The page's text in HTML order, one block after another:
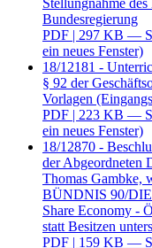
Bundesregierung
PDF | 297 KB —
ein neues Fenster)
18/12181 -
§ 92 der
Vorlagen
PDF | 223 KB —
ein neues Fenster)
18/12870 -
der Abgeordneten
Thomas Gambke,
BÜNDNIS 90/DIE
Share Economy -
statt Besitzen
PDF | 159 KB —